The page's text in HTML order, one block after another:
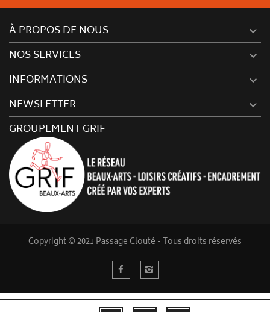
À PROPOS DE NOUS 
NOS SERVICES 
INFORMATIONS 
NEWSLETTER 
GROUPEMENT GRIF
Copyright © 2021 Passage Clouté - Tous droits réservés